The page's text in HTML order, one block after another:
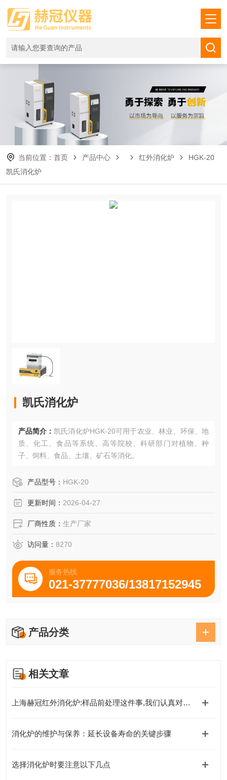
当前位置： 首页 产品中心 红外消化炉
HGK-20
凯氏消化炉
凯氏消化炉
产品简介： 凯氏消化炉HGK-20可用于农业、林业、环保、地
质、化工、食品等系统、高等院校、科研部门对植物、种
子、饲料、食品、土壤、矿石等消化。
产品型号： HGK-20
更新时间： 2026-04-27
厂商性质： 生产厂家
访问量： 8270
服务热线
021-37777036/13817152945
产品分类
相关文章
上海赫冠红外消化炉:样品前处理这件事,我们认真对待了
消化炉的维护与保养：延长设备寿命的关键步骤
选择消化炉时要注意以下几点